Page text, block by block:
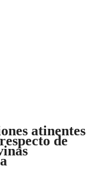
atinentes
de